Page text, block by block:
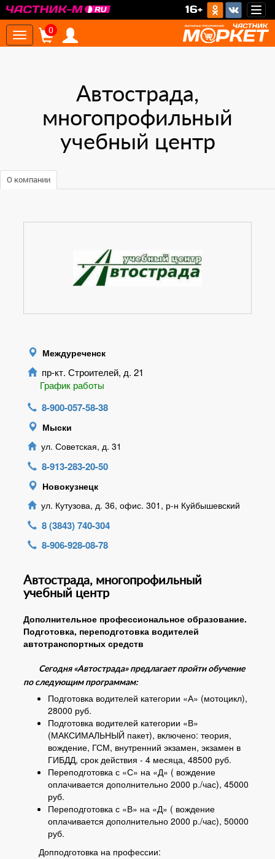
16+
Toggle
navigation
0
Автострада,
многопрофильный
учебный центр
О компании
Междуреченск
пр-кт. Строителей, д. 21
График работы
8-900-057-58-38
Мыски
ул. Советская, д. 31
8-913-283-20-50
Новокузнецк
ул. Кутузова, д. 36, офис. 301, р-н Куйбышевский
8 (3843) 740-304
8-906-928-08-78
Автострада, многопрофильный
учебный центр
Дополнительное профессиональное образование.
Подготовка, переподготовка водителей
автотранспортных средств
Сегодня «Автострада» предлагает пройти обучение
по следующим программам:
Подготовка водителей категории «А» (мотоцикл),
28000 руб.
Подготовка водителей категории «В»
(МАКСИМАЛЬНЫЙ пакет), включено: теория,
вождение, ГСМ, внутренний экзамен, экзамен в
ГИБДД, срок действия - 4 месяца, 48500 руб.
Переподготовка с «С» на «Д» ( вождение
оплачивается дополнительно 2000 р./час), 45000
руб.
Переподготовка с «В» на «Д» ( вождение
оплачивается дополнительно 2000 р./час), 50000
руб.
Допподготовка на профессии: